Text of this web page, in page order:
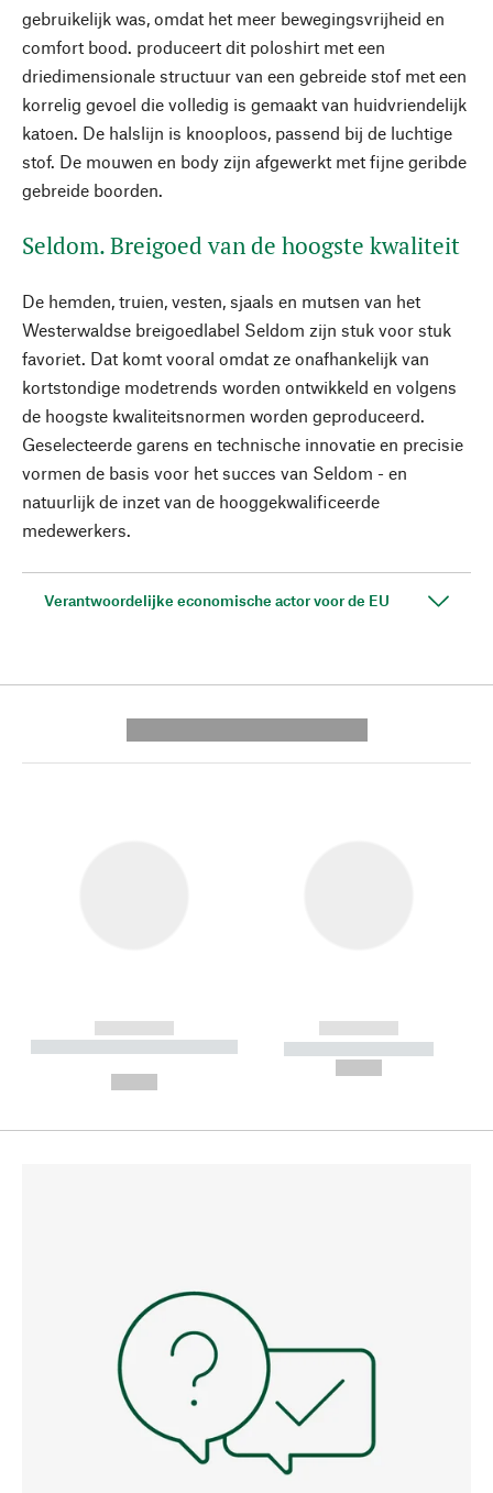
gebruikelijk was, omdat het meer bewegingsvrijheid en
comfort bood. produceert dit poloshirt met een
driedimensionale structuur van een gebreide stof met een
korrelig gevoel die volledig is gemaakt van huidvriendelijk
katoen. De halslijn is knooploos, passend bij de luchtige
stof. De mouwen en body zijn afgewerkt met fijne geribde
gebreide boorden.
Seldom. Breigoed van de hoogste kwaliteit
De hemden, truien, vesten, sjaals en mutsen van het
Westerwaldse breigoedlabel Seldom zijn stuk voor stuk
favoriet. Dat komt vooral omdat ze onafhankelijk van
kortstondige modetrends worden ontwikkeld en volgens
de hoogste kwaliteitsnormen worden geproduceerd.
Geselecteerde garens en technische innovatie en precisie
vormen de basis voor het succes van Seldom - en
natuurlijk de inzet van de hooggekwalificeerde
medewerkers.
Verantwoordelijke economische actor voor de EU
------------
----------- ----------- --------
------------
----------- -----------